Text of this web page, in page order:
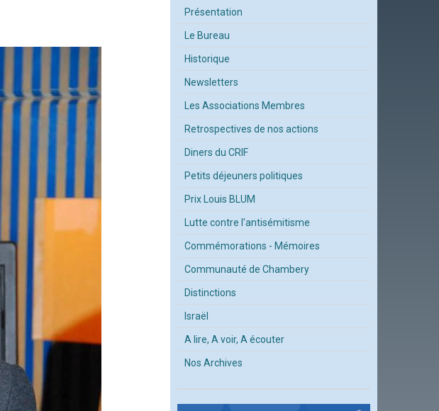
Présentation
Le Bureau
Historique
Newsletters
Les Associations Membres
Retrospectives de nos actions
Diners du CRIF
Petits déjeuners politiques
Prix Louis BLUM
Lutte contre l'antisémitisme
Commémorations - Mémoires
Communauté de Chambery
Distinctions
Israël
A lire, A voir, A écouter
Nos Archives